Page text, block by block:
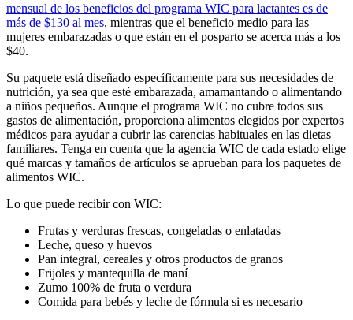
mensual de los beneficios del programa WIC para lactantes es de
más de $130 al mes, mientras que el beneficio medio para las
mujeres embarazadas o que están en el posparto se acerca más a los
$40.
Su paquete está diseñado específicamente para sus necesidades de
nutrición, ya sea que esté embarazada, amamantando o alimentando
a niños pequeños. Aunque el programa WIC no cubre todos sus
gastos de alimentación, proporciona alimentos elegidos por expertos
médicos para ayudar a cubrir las carencias habituales en las dietas
familiares. Tenga en cuenta que la agencia WIC de cada estado elige
qué marcas y tamaños de artículos se aprueban para los paquetes de
alimentos WIC.
Lo que puede recibir con WIC:
Frutas y verduras frescas, congeladas o enlatadas
Leche, queso y huevos
Pan integral, cereales y otros productos de granos
Frijoles y mantequilla de maní
Zumo 100% de fruta o verdura
Comida para bebés y leche de fórmula si es necesario